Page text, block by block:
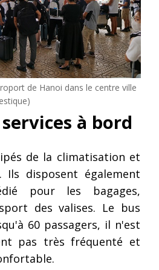
de Hanoi dans le centre ville
à bord
de la climatisation et
. Ils disposent également
pour les bagages,
des valises. Le bus
60 passagers, il n'est
pas très fréquenté et